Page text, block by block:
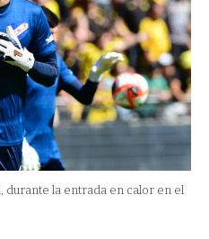
la entrada en calor en el